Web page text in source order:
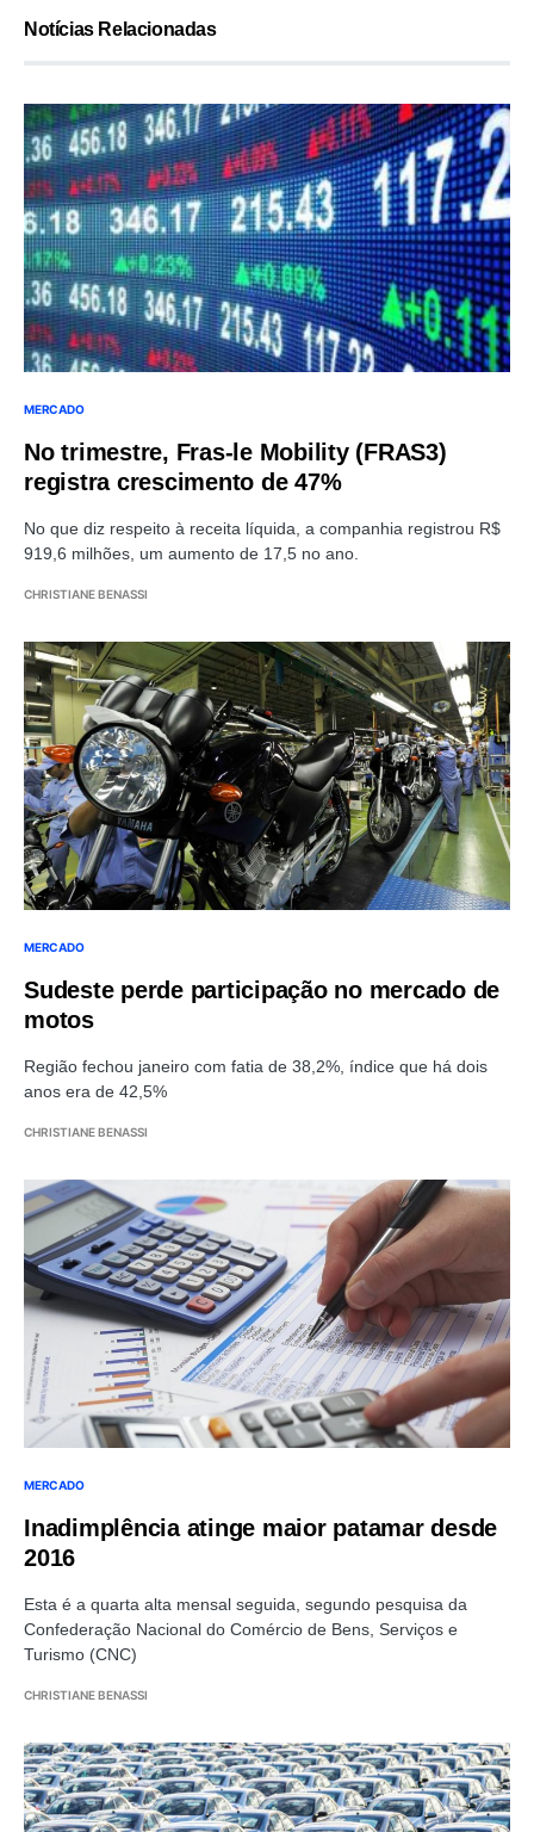
Notícias Relacionadas
MERCADO
No trimestre, Fras-le Mobility (FRAS3)
registra crescimento de 47%
No que diz respeito à receita líquida, a companhia registrou R$
919,6 milhões, um aumento de 17,5 no ano.
CHRISTIANE BENASSI
MERCADO
Sudeste perde participação no mercado de
motos
Região fechou janeiro com fatia de 38,2%, índice que há dois
anos era de 42,5%
CHRISTIANE BENASSI
MERCADO
Inadimplência atinge maior patamar desde
2016
Esta é a quarta alta mensal seguida, segundo pesquisa da
Confederação Nacional do Comércio de Bens, Serviços e
Turismo (CNC)
CHRISTIANE BENASSI